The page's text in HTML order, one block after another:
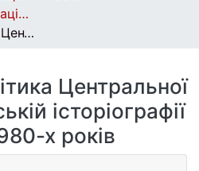
Вісник Київського національного університету імені Тараса Шевченка. Історія. Вип. 4(143)
Військова політика Центральної Ради в радянській історіографії 1920–1980-х років
Центральної
історіографії
х років